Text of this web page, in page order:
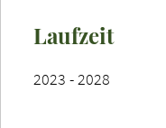
Laufzeit
2023 - 2028